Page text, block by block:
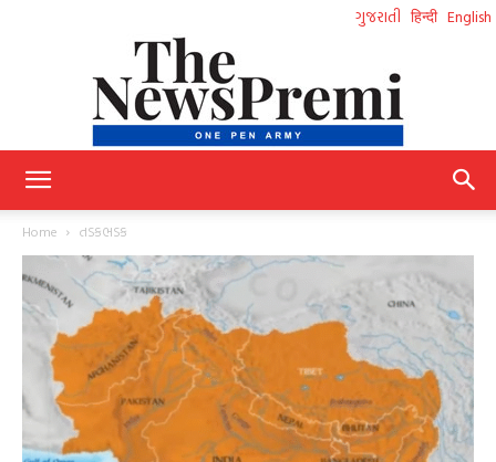
ગુજરાતી हिन्दी English
Home તડકભડક